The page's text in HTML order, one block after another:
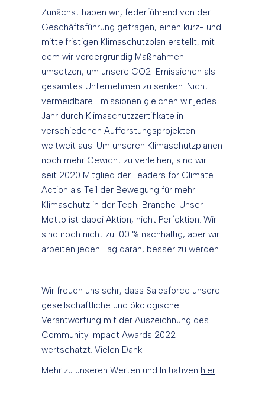
Zunächst haben wir, federführend von der
Geschäftsführung getragen, einen kurz- und
mittelfristigen Klimaschutzplan erstellt, mit
dem wir vordergründig Maßnahmen
umsetzen, um unsere CO2-Emissionen als
gesamtes Unternehmen zu senken. Nicht
vermeidbare Emissionen gleichen wir jedes
Jahr durch Klimaschutzzertifikate in
verschiedenen Aufforstungsprojekten
weltweit aus. Um unseren Klimaschutzplänen
noch mehr Gewicht zu verleihen, sind wir
seit 2020 Mitglied der Leaders for Climate
Action als Teil der Bewegung für mehr
Klimaschutz in der Tech-Branche. Unser
Motto ist dabei Aktion, nicht Perfektion: Wir
sind noch nicht zu 100 % nachhaltig, aber wir
arbeiten jeden Tag daran, besser zu werden.
Wir freuen uns sehr, dass Salesforce unsere
gesellschaftliche und ökologische
Verantwortung mit der Auszeichnung des
Community Impact Awards 2022
wertschätzt. Vielen Dank!
Mehr zu unseren Werten und Initiativen hier.